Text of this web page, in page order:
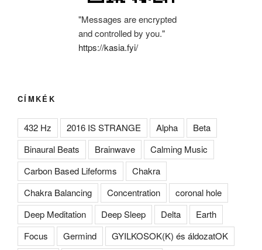
"Messages are encrypted
and controlled by you."
https://kasia.fyi/
CÍMKÉK
432 Hz 2016 IS STRANGE Alpha
Beta
Binaural Beats
Brainwave
Calming Music
Carbon Based Lifeforms
Chakra
Chakra Balancing
Concentration
coronal hole
Deep Meditation
Deep Sleep Delta
Earth
Focus
Germind
GYILKOSOK(K) és áldozatOK